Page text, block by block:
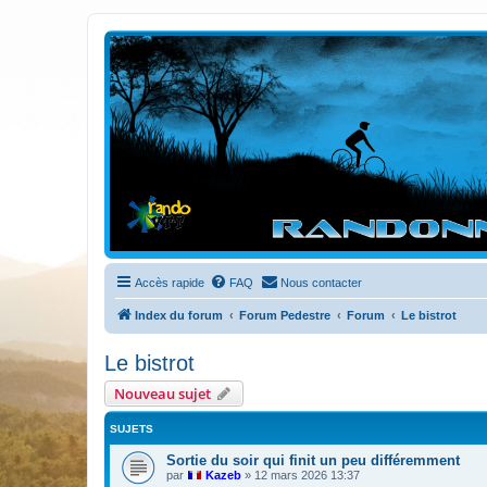
Randovttfree.fr
Bienvenue sur le site des randos vtt et pédestre de Bretagne . Bonne
Accès rapide FAQ Nous contacter
Index du forum Forum Pedestre Forum Le bistrot
Le bistrot
Nouveau sujet
SUJETS
Sortie du soir qui finit un peu différemment
par Kazeb » 12 mars 2026 13:37